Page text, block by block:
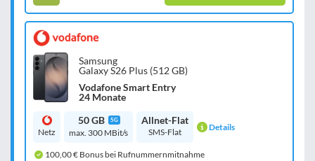
Samsung
Galaxy S26 Plus (512 GB)
Vodafone Smart Entry
24 Monate
Netz
50 GB 5G
max. 300 MBit/s
Allnet-Flat
SMS-Flat Details
100,00 € Bonus bei Rufnummernmitnahme